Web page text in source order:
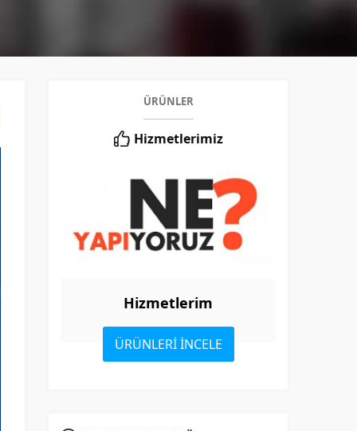
ÜRÜNLER
Hizmetlerimiz
Hizmetlerim
ÜRÜNLERİ İNCELE